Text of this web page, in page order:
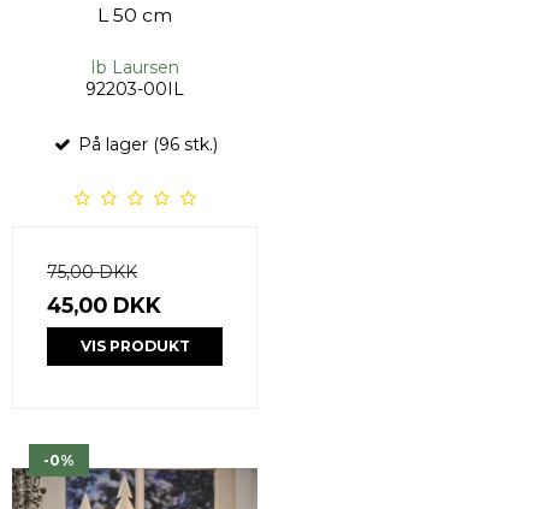
L 50 cm
Ib Laursen
92203-00IL
På lager (96 stk.)
75,00 DKK
45,00 DKK
VIS PRODUKT
-0%